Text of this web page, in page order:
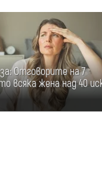
Отговорите на 7
всяка жена над 40